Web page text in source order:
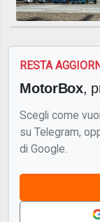
RESTA
MotorBox,
Scegli come
su Telegram,
di Google.